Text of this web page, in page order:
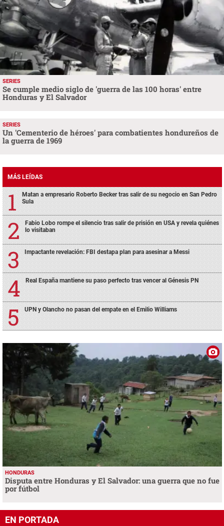
SERIES
Se cumple medio siglo de 'guerra de las 100 horas' entre
Honduras y El Salvador
SERIES
Un 'Cementerio de héroes' para combatientes hondureños de
la guerra de 1969
MÁS LEÍDAS
Matan a empresario Roberto Becker tras salir de su negocio en San Pedro
Sula
Fabio Lobo rompe el silencio tras salir de prisión en USA y revela quiénes
lo visitaban
Impactante revelación: FBI destapa plan para asesinar a Messi
Real España mantiene su paso perfecto tras vencer al Génesis PN
UPN y Olancho no pasan del empate en el Emilio Williams
HONDURAS
Disputa entre Honduras y El Salvador: una guerra que no fue
por fútbol
EN PORTADA